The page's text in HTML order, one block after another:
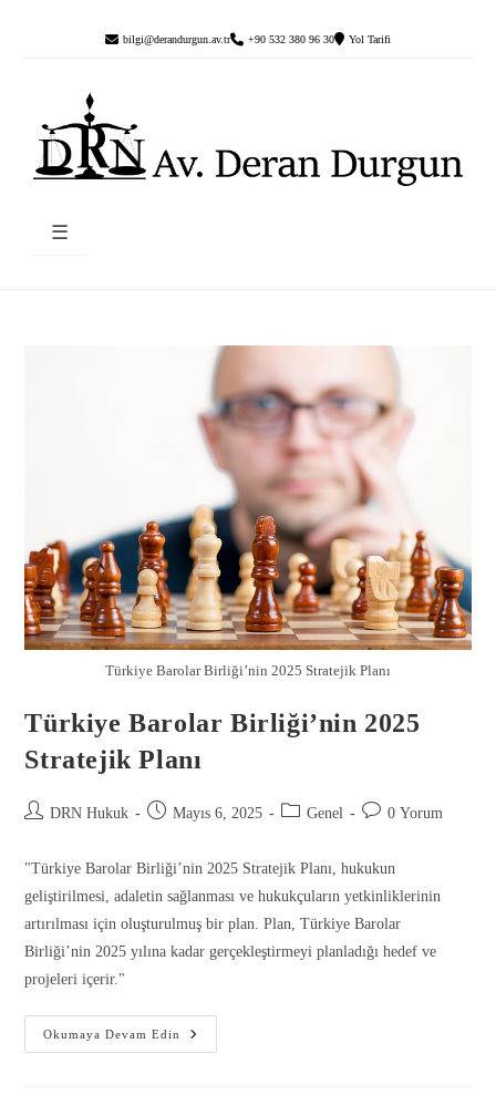
bilgi@derandurgun.av.tr +90 532 380 96 30 Yol Tarifi
☰
Türkiye Barolar Birliği’nin 2025 Stratejik Planı
Türkiye Barolar Birliği’nin 2025
Stratejik Planı
DRN Hukuk Mayıs 6, 2025 Genel 0 Yorum
"Türkiye Barolar Birliği’nin 2025 Stratejik Planı, hukukun
geliştirilmesi, adaletin sağlanması ve hukukçuların yetkinliklerinin
artırılması için oluşturulmuş bir plan. Plan, Türkiye Barolar
Birliği’nin 2025 yılına kadar gerçekleştirmeyi planladığı hedef ve
projeleri içerir."
Okumaya Devam Edin